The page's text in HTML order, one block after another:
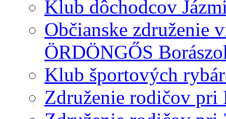
Klub dôchodcov
Občianske združenie
ÖRDÖNGŐS
Klub športových
Združenie rodičov pri